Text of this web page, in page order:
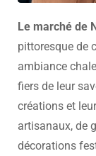
Le marché de
pittoresque de
ambiance
fiers de leur
créations et
artisanaux, de
décorations